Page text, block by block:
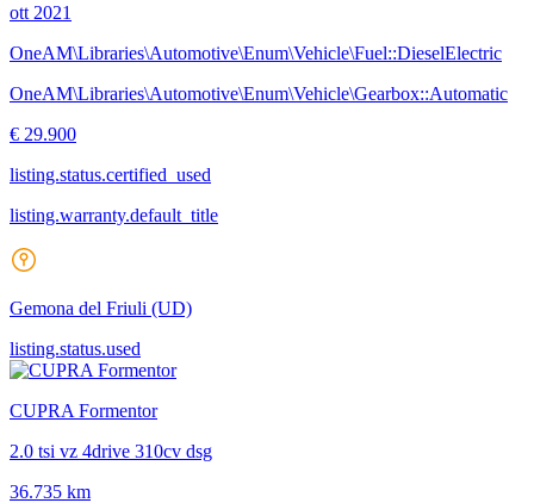
ott 2021
OneAM\Libraries\Automotive\Enum\Vehicle\Fuel::DieselElectric
OneAM\Libraries\Automotive\Enum\Vehicle\Gearbox::Automatic
€ 29.900
listing.status.certified_used
listing.warranty.default_title
Gemona del Friuli (UD)
listing.status.used
CUPRA Formentor
2.0 tsi vz 4drive 310cv dsg
36.735 km